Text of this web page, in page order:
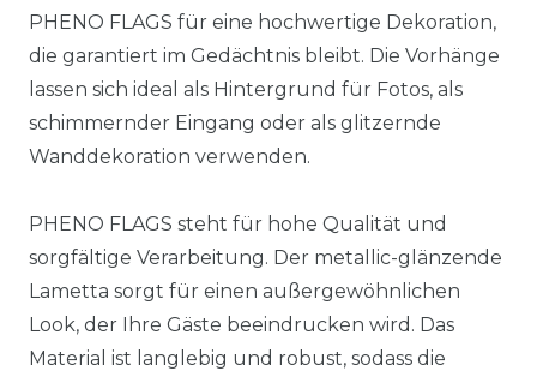
PHENO FLAGS für eine hochwertige Dekoration,
die garantiert im Gedächtnis bleibt. Die Vorhänge
lassen sich ideal als Hintergrund für Fotos, als
schimmernder Eingang oder als glitzernde
Wanddekoration verwenden.
PHENO FLAGS steht für hohe Qualität und
sorgfältige Verarbeitung. Der metallic-glänzende
Lametta sorgt für einen außergewöhnlichen
Look, der Ihre Gäste beeindrucken wird. Das
Material ist langlebig und robust, sodass die